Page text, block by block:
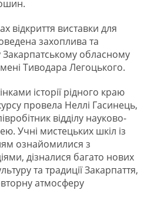
відкриття виставки для
захоплива та
Закарпатському обласному
Тиводара Легоцького.
історії рідного краю
провела Неллі Гасинець,
відділу науково-
Учні мистецьких шкіл із
ознайомилися з
дізналися багато нових
та традиції Закарпаття,
атмосферу